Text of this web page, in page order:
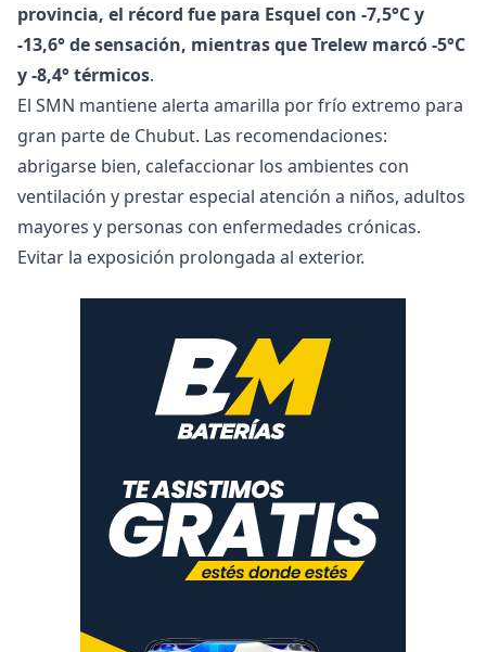
provincia, el récord fue para Esquel con -7,5°C y
-13,6° de sensación, mientras que Trelew marcó -5°C
y -8,4° térmicos.
El SMN mantiene alerta amarilla por frío extremo para
gran parte de Chubut. Las recomendaciones:
abrigarse bien, calefaccionar los ambientes con
ventilación y prestar especial atención a niños, adultos
mayores y personas con enfermedades crónicas.
Evitar la exposición prolongada al exterior.